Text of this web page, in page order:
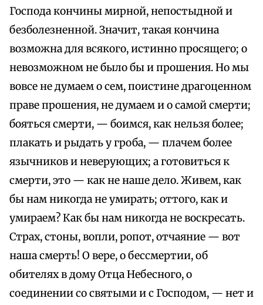
Господа кончины мирной, непостыдной и
безболезненной. Значит, такая кончина
возможна для всякого, истинно просящего; о
невозможном не было бы и прошения. Но мы
вовсе не думаем о сем, поистине драгоценном
праве прошения, не думаем и о самой смерти;
бояться смерти, — боимся, как нельзя более;
плакать и рыдать у гроба, — плачем более
язычников и неверующих; а готовиться к
смерти, это — как не наше дело. Живем, как
бы нам никогда не умирать; оттого, как и
умираем? Как бы нам никогда не воскресать.
Страх, стоны, вопли, ропот, отчаяние — вот
наша смерть! О вере, о бессмертии, об
обителях в дому Отца Небесного, о
соединении со святыми и с Господом, — нет и